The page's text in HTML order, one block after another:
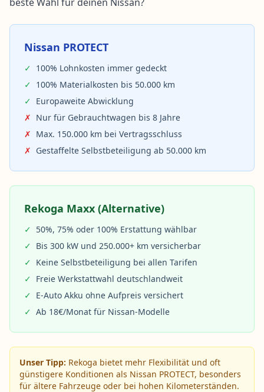
Nissan PROTECT
✓ 100% Lohnkosten immer gedeckt
✓ 100% Materialkosten bis 50.000 km
✓ Europaweite Abwicklung
✗ Nur für Gebrauchtwagen bis 8 Jahre
✗ Max. 150.000 km bei Vertragsschluss
✗ Gestaffelte Selbstbeteiligung ab 50.000 km
Rekoga Maxx (Alternative)
✓ 50%, 75% oder 100% Erstattung wählbar
✓ Bis 300 kW und 250.000+ km versicherbar
✓ Keine Selbstbeteiligung bei allen Tarifen
✓ Freie Werkstattwahl deutschlandweit
✓ E-Auto Akku ohne Aufpreis versichert
✓ Ab 18€/Monat für Nissan-Modelle
Unser Tipp: Rekoga bietet mehr Flexibilität und oft
günstigere Konditionen als Nissan PROTECT, besonders
für ältere Fahrzeuge oder bei hohen Kilometerständen.